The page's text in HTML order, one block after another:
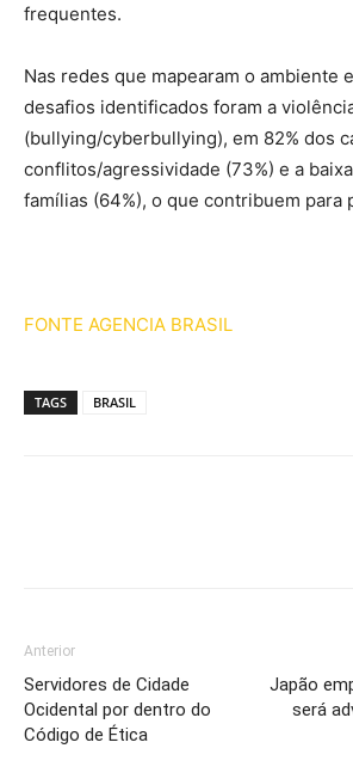
frequentes.
Nas redes que mapearam o ambiente
desafios identificados foram a
(bullying/cyberbullying), em 82% dos
conflitos/agressividade (73%) e a
famílias (64%), o que contribuem para
FONTE AGENCIA BRASIL
TAGS BRASIL
Anterior
Servidores de Cidade
Ocidental por dentro do
Código de Ética
Japão
será